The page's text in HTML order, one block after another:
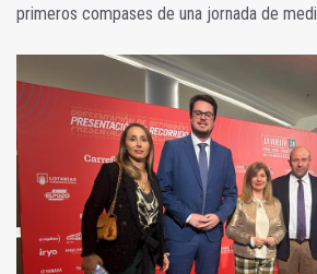
primeros compases de una jornada de